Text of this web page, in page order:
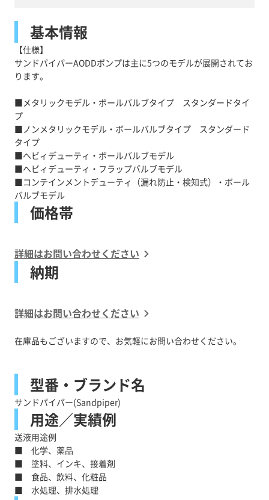
基本情報
【仕様】
サンドパイパーAODDポンプは主に5つのモデルが展開されてお
ります。
■メタリックモデル・ボールバルブタイプ スタンダードタイ
プ
■ノンメタリックモデル・ボールバルブタイプ スタンダード
タイプ
■ヘビィデューティ・ボールバルブモデル
■へビィデューティ・フラップバルブモデル
■コンテインメントデューティ（漏れ防止・検知式）・ボール
価格帯
詳細はお問い合わせください
納期
詳細はお問い合わせください
在庫品もございますので、お気軽にお問い合わせください。
型番・ブランド名
サンドパイパー(Sandpiper)
用途／実績例
送液用途例
■ 化学、薬品
■ 塗料、インキ、接着剤
■ 食品、飲料、化粧品
■ 水処理、排水処理